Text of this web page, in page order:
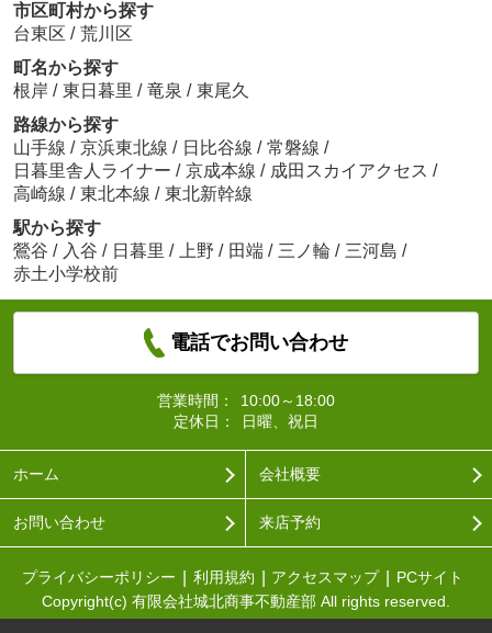
市区町村から探す
台東区 / 荒川区
町名から探す
根岸 / 東日暮里 / 竜泉 / 東尾久
路線から探す
山手線 / 京浜東北線 / 日比谷線 / 常磐線 /
日暮里舎人ライナー / 京成本線 / 成田スカイアクセス /
高崎線 / 東北本線 / 東北新幹線
駅から探す
鶯谷 / 入谷 / 日暮里 / 上野 / 田端 / 三ノ輪 / 三河島 /
赤土小学校前
電話でお問い合わせ
営業時間：
10:00～18:00
定休日：
日曜、祝日
ホーム 会社概要
お問い合わせ 来店予約
プライバシーポリシー 利用規約 アクセスマップ
PCサイト
Copyright(c) 有限会社城北商事不動産部 All rights reserved.